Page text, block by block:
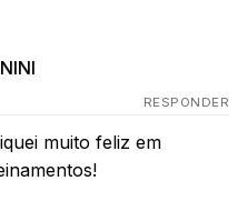
RESPONDER
muito feliz em